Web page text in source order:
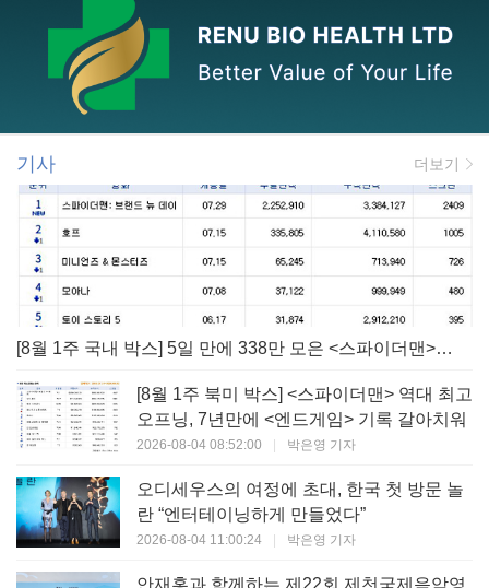
기사 더보기
[8월 1주 국내 박스] 5일 만에 338만 모은 <스파이더맨> 극장가 235% 대반등, <호프>는 400만 돌파
[8월 1주 북미 박스] <스파이더맨> 역대 최고
오프닝, 7년만에 <엔드게임> 기록 갈아치워
2026-08-04 08:52:00 | 박은영 기자
오디세우스의 여정에 초대, 한국 첫 방문 놀
란 “엔터테이닝하게 만들었다”
2026-08-04 11:00:24 | 박은영 기자
안재홍과 함께하는 제22회 제천국제음악영